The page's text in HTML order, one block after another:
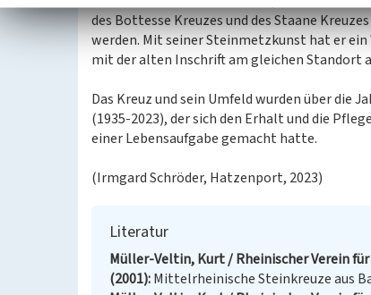
des Bottesse Kreuzes und des Staane
werden. Mit seiner Steinmetzkunst hat er ein
mit der alten Inschrift am gleichen Standort
Das Kreuz und sein Umfeld wurden über
(1935-2023), der sich den Erhalt und die
einer Lebensaufgabe gemacht hatte.
(Irmgard Schröder, Hatzenport, 2023)
Literatur
Müller-Veltin, Kurt / Rheinischer Verein
(2001) Mittelrheinische Steinkreuze aus